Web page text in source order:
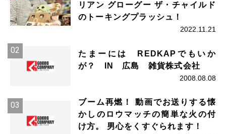
リアン グローグー ザ・チャイルド
のトーキングプラッシュ！
2022.11.21
たまーには REDKAPでもいか
が？ IN 広島 雑貨株式会社
2008.08.08
ブーム再燃！ 動画でお送りする懐
かしのロウマッチの簡単な火の付
け方。 男心をくすぐられます！